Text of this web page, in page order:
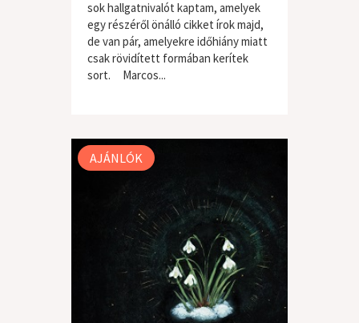
sok hallgatnivalót kaptam, amelyek
egy részéről önálló cikket írok majd,
de van pár, amelyekre időhiány miatt
csak rövidített formában kerítek
sort. Marcos...
világzene / folk
AJÁNLÓK